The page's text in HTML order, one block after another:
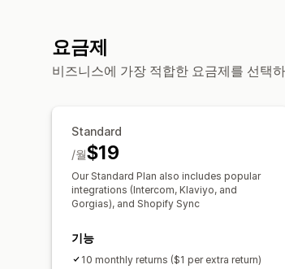
요금제
비즈니스에 가장 적합한 요금제를 선택
Standard
$19
/월
Our Standard Plan also includes popular
integrations (Intercom, Klaviyo, and
Gorgias), and Shopify Sync
기능
10 monthly returns ($1 per extra return)